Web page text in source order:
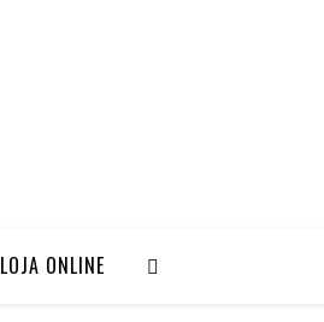
LOJA ONLINE